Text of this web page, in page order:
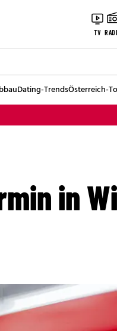
TV
Dating-TrendsÖsterreich-
in